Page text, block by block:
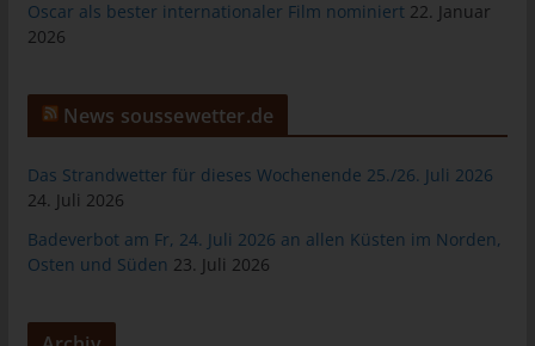
Oscar als bester internationaler Film nominiert 22. Januar
2026
News soussewetter.de
Das Strandwetter für dieses Wochenende 25./26. Juli 2026
24. Juli 2026
Badeverbot am Fr, 24. Juli 2026 an allen Küsten im Norden,
Osten und Süden 23. Juli 2026
Ferner können bereits gesetzte Cookies jederzeit über einen
Internetbrowser oder andere Softwareprogramme gelöscht
Deaktiviert die betroffene Person die Setzung von Cookies in
dem genutzten Internetbrowser, sind unter Umständen nicht alle
Erfassung von allgemeinen Daten und
Informationen
Reihe von allgemeinen Daten und Informationen. Diese